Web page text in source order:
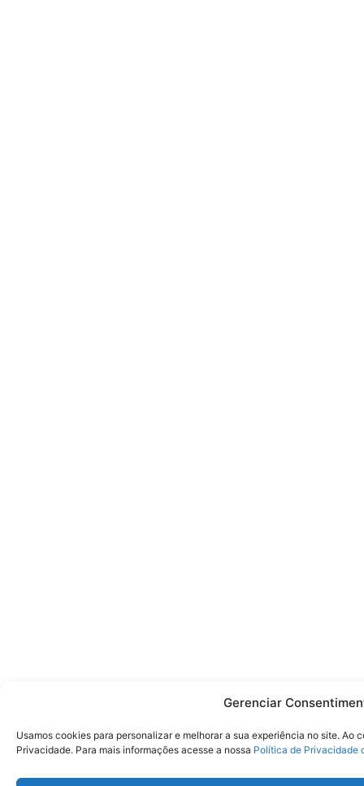
Gerenciar
Usamos cookies para personalizar e melhorar a sua experiência no site.
Privacidade. Para mais informações acesse a nossa Política de Privacidade